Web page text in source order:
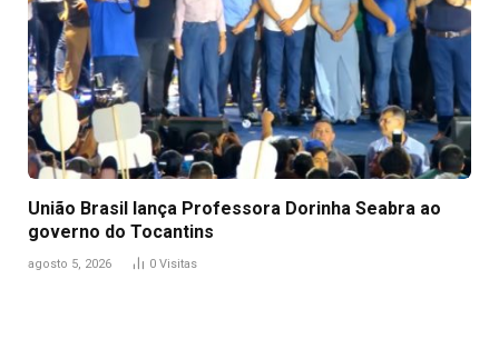
União Brasil lança Professora Dorinha Seabra ao
governo do Tocantins
agosto 5, 2026 0 Visitas